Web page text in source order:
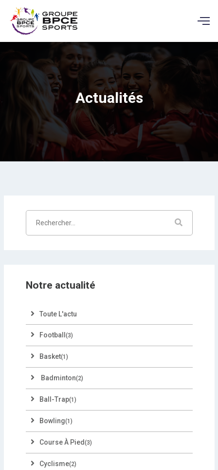
Actualités
Notre actualité
Toute L'actu
Football (3)
Basket(1)
Badminton(2)
Ball-Trap(1)
Bowling(1)
Course À Pied (3)
Cyclisme(2)